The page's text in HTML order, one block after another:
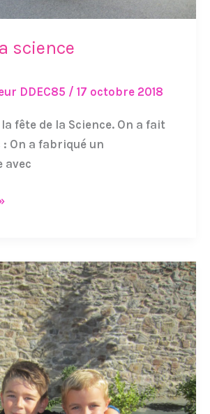
science
DDEC85 / 17 octobre 2018
fête de la Science. On a fait
On a fabriqué un
avec